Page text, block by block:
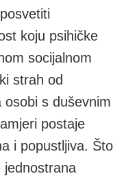
koju psihičke
socijalnom
strah od
osobi s duševnim
postaje
i popustljiva. Što